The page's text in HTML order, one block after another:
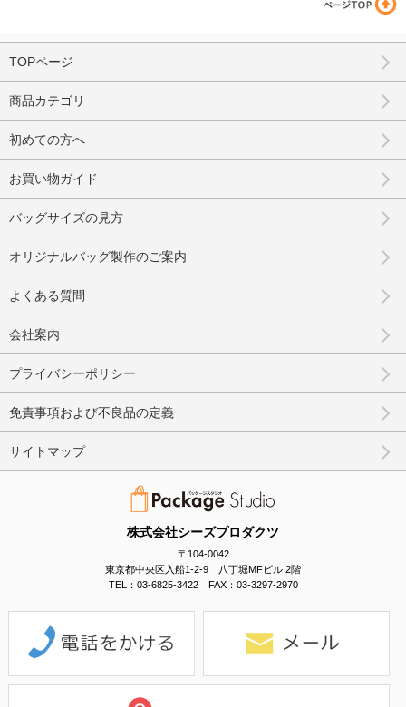
株式会社シーズプロダクツ
〒104-0042
東京都中央区入船1-2-9 八丁堀MFビル 2階
TEL：03-6825-3422 FAX：03-3297-2970
TOPページ
商品カテゴリ
初めての方へ
お買い物ガイド
バッグサイズの見方
オリジナルバッグ製作のご案内
よくある質問
会社案内
プライバシーポリシー
免責事項および不良品の定義
サイトマップ